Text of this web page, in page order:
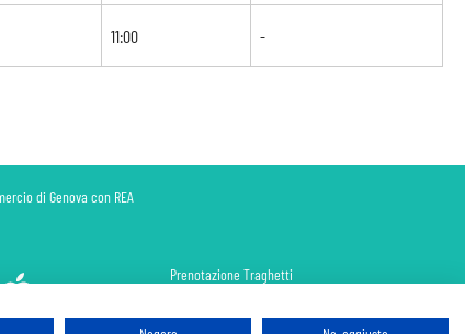
11:00 -
di Genova con REA
Prenotazione Traghetti